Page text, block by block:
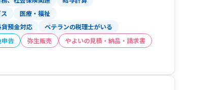
医療・福祉
預金対応 ベテランの税理士がいる
申告 弥生販売
やよいの見積・納品・請求書